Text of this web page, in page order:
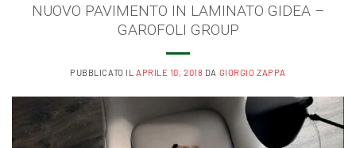
NUOVO PAVIMENTO IN LAMINATO GIDEA –
GAROFOLI GROUP
PUBBLICATO IL APRILE 10, 2018 DA GIORGIO ZAPPA